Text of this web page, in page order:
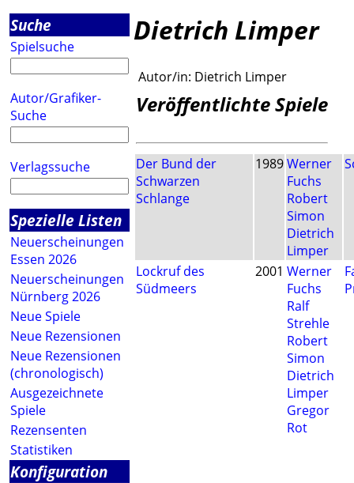
Suche
Spielsuche
Autor/Grafiker-
Suche
Verlagssuche
Spezielle Listen
Neuerscheinungen
Essen 2026
Neuerscheinungen
Nürnberg 2026
Neue Spiele
Neue Rezensionen
Neue Rezensionen
(chronologisch)
Ausgezeichnete
Spiele
Rezensenten
Statistiken
Konfiguration
Dietrich Limper
Autor/in: Dietrich Limper
Veröffentlichte Spiele
Der Bund der
Schwarzen
Schlange
1989Werner
Fuchs
Robert
Simon
Dietrich
Limper
Lockruf des
Südmeers
2001 Werner
Fuchs
Ralf
Strehle
Robert
Simon
Dietrich
Limper
Gregor
Rot